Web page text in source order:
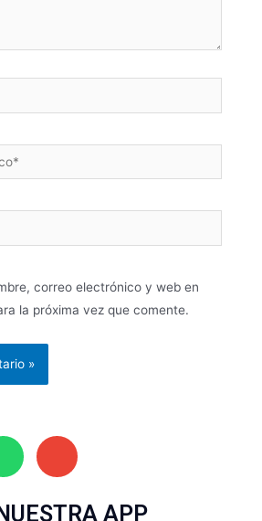
correo electrónico y web en
la próxima vez que comente.
APP